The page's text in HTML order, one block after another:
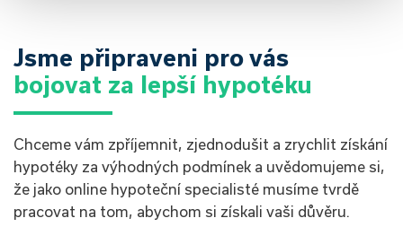
Jsme připraveni pro vás
bojovat za lepší hypotéku
Chceme vám zpříjemnit, zjednodušit a zrychlit získání
hypotéky za výhodných podmínek a uvědomujeme si,
že jako online hypoteční specialisté musíme tvrdě
pracovat na tom, abychom si získali vaši důvěru.